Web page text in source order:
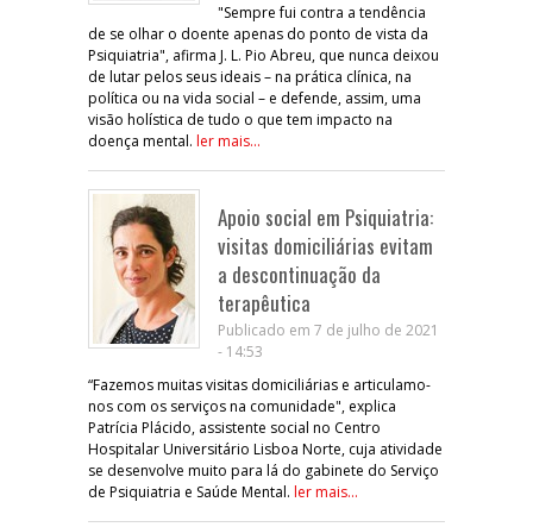
"Sempre fui contra a tendência
de se olhar o doente apenas do ponto de vista da
Psiquiatria", afirma J. L. Pio Abreu, que nunca deixou
de lutar pelos seus ideais – na prática clínica, na
política ou na vida social – e defende, assim, uma
visão holística de tudo o que tem impacto na
doença mental. ler mais...
Apoio social em Psiquiatria:
visitas domiciliárias evitam
a descontinuação da
terapêutica
Publicado em 7 de julho de 2021
- 14:53
“Fazemos muitas visitas domiciliárias e articulamo-
nos com os serviços na comunidade", explica
Patrícia Plácido, assistente social no Centro
Hospitalar Universitário Lisboa Norte, cuja atividade
se desenvolve muito para lá do gabinete do Serviço
de Psiquiatria e Saúde Mental. ler mais...